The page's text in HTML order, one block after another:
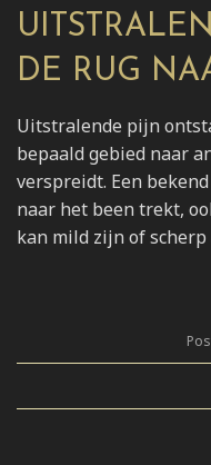
DE RUG
Uitstralende pijn
bepaald gebied naar
verspreidt. Een
naar het been trekt,
kan mild zijn of